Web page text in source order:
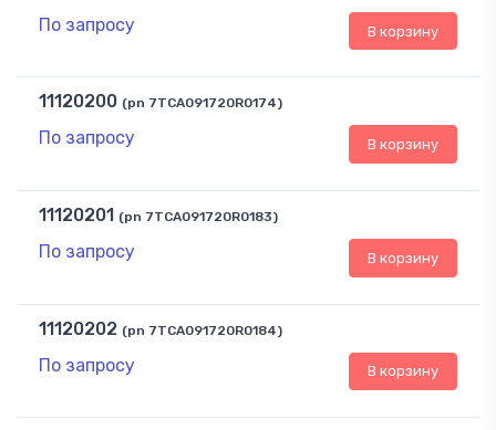
По запросу В корзину
11120200 (pn 7TCA091720R0174)
По запросу В корзину
11120201 (pn 7TCA091720R0183)
По запросу В корзину
11120202 (pn 7TCA091720R0184)
По запросу В корзину